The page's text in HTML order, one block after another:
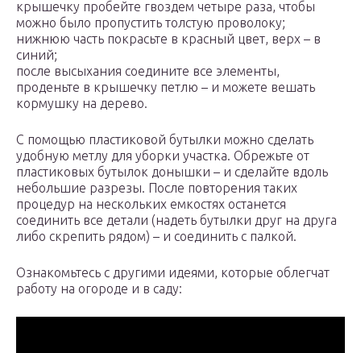
крышечку пробейте гвоздем четыре раза, чтобы
можно было пропустить толстую проволоку;
нижнюю часть покрасьте в красный цвет, верх – в
синий;
после высыхания соедините все элементы,
проденьте в крышечку петлю – и можете вешать
кормушку на дерево.
С помощью пластиковой бутылки можно сделать
удобную метлу для уборки участка. Обрежьте от
пластиковых бутылок донышки – и сделайте вдоль
небольшие разрезы. После повторения таких
процедур на нескольких емкостях останется
соединить все детали (надеть бутылки друг на друга
либо скрепить рядом) – и соединить с палкой.
Ознакомьтесь с другими идеями, которые облегчат
работу на огороде и в саду: